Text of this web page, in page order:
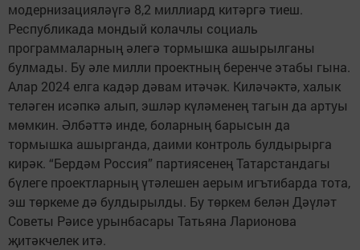
модернизацияләүгә 8,2 миллиард китәргә тиеш.
Республикада мондый колачлы социаль
программаларның әлегә тормышка ашырылганы
булмады. Бу әле милли проектның беренче этабы гына.
Алар 2024 елга кадәр дәвам итәчәк. Киләчәктә, халык
теләген исәпкә алып, эшләр күләменең тагын да артуы
мөмкин. Әлбәттә инде, боларның барысын да
тормышка ашырганда, даими контроль булдырырга
кирәк. “Бердәм Россия” партиясенең Татарстандагы
бүлеге проектларның үтәлешен аерым игътибарда тота,
эш төркеме дә булдырылды. Бу төркем белән Дәүләт
Советы Рәисе урынбасары Татьяна Ларионова
җитәкчелек итә.